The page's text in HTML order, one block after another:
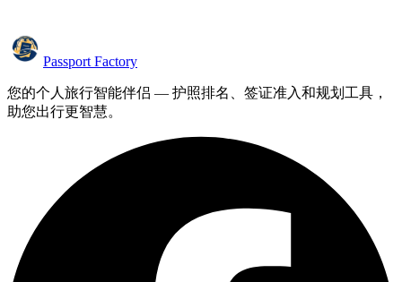
Passport Factory
您的个人旅行智能伴侣 — 护照排名、签证准入和规划工具，
助您出行更智慧。